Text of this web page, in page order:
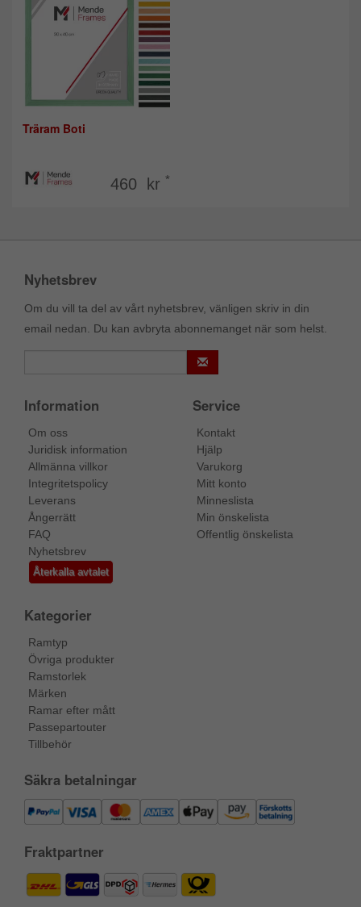
Träram Boti
460 kr *
Nyhetsbrev
Om du vill ta del av vårt nyhetsbrev, vänligen skriv in din
email nedan. Du kan avbryta abonnemanget när som helst.
Information
Om oss
Juridisk information
Allmänna villkor
Integritetspolicy
Leverans
Ångerrätt
FAQ
Nyhetsbrev
Återkalla avtalet
Service
Kontakt
Hjälp
Varukorg
Mitt konto
Minneslista
Min önskelista
Offentlig önskelista
Kategorier
Ramtyp
Övriga produkter
Ramstorlek
Märken
Ramar efter mått
Passepartouter
Tillbehör
Säkra betalningar
Fraktpartner